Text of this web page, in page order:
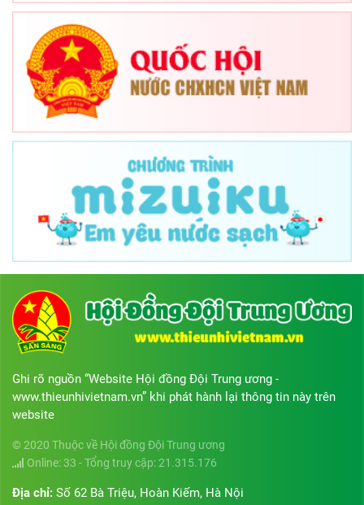
Ghi rõ nguồn “Website Hội đồng Đội Trung ương -
www.thieunhivietnam.vn” khi phát hành lại thông tin này trên
website
© 2020 Thuộc về Hội đồng Đội Trung ương
Online: 33 - Tổng truy cập: 21.315.176
Địa chỉ: Số 62 Bà Triệu, Hoàn Kiếm, Hà Nội